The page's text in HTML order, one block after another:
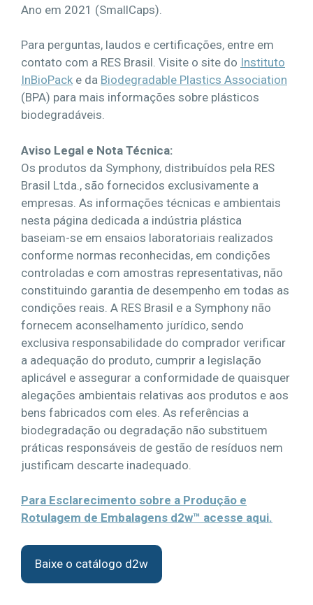
Ano em 2021 (SmallCaps).
Para perguntas, laudos e certificações, entre em
contato com a RES Brasil. Visite o site do Instituto
InBioPack e da Biodegradable Plastics Association
(BPA) para mais informações sobre plásticos
biodegradáveis.
Aviso Legal e Nota Técnica:
Os produtos da Symphony, distribuídos pela RES
Brasil Ltda., são fornecidos exclusivamente a
empresas. As informações técnicas e ambientais
nesta página dedicada a indústria plástica
baseiam-se em ensaios laboratoriais realizados
conforme normas reconhecidas, em condições
controladas e com amostras representativas, não
constituindo garantia de desempenho em todas as
condições reais. A RES Brasil e a Symphony não
fornecem aconselhamento jurídico, sendo
exclusiva responsabilidade do comprador verificar
a adequação do produto, cumprir a legislação
aplicável e assegurar a conformidade de quaisquer
alegações ambientais relativas aos produtos e aos
bens fabricados com eles. As referências a
biodegradação ou degradação não substituem
práticas responsáveis de gestão de resíduos nem
justificam descarte inadequado.
Para Esclarecimento sobre a Produção e
Rotulagem de Embalagens d2w™ acesse aqui.
Baixe o catálogo d2w